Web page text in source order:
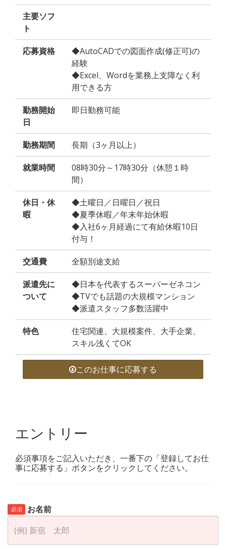
主要ソフ
ト
応募資格
◆AutoCADでの図面作成(修正可)の
経験
◆Excel、Wordを業務上支障なく利
用できる方
勤務開始
日
即日勤務可能
勤務期間 長期（3ヶ月以上）
就業時間
08時30分～17時30分（休憩１時
間）
休日・休
暇
◆土曜日／日曜日／祝日
◆夏季休暇／年末年始休暇
◆入社6ヶ月経過にて有給休暇10日
付与！
交通費 全額別途支給
派遣先に
ついて
◆日本を代表するスーパーゼネコン
◆TVでも話題の大規模マンション
◆派遣スタッフ多数活躍中
特色
住宅関連、大規模案件、大手企業、
スキル浅くてOK
このお仕事に応募する
エントリー
必須事項をご記入いただき、一番下の「登録してお仕
事に応募する」ボタンをクリックしてください。
必須 お名前